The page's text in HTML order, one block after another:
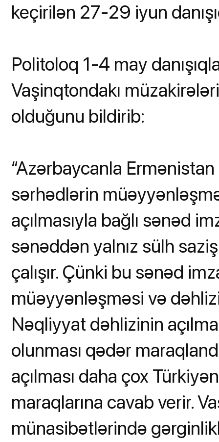
keçirilən 27-29 iyun
Politoloq 1-4 may
Vaşinqtondakı
olduğunu bildirib:
“Azərbaycanla
sərhədlərin
açılmasıyla bağlı sənəd
sənəddən yalnız sülh
çalışır. Çünki bu sənəd
müəyyənləşməsi və
Nəqliyyat dəhlizinin
olunması qədər
açılması daha çox
maraqlarına cavab verir.
münasibətlərində